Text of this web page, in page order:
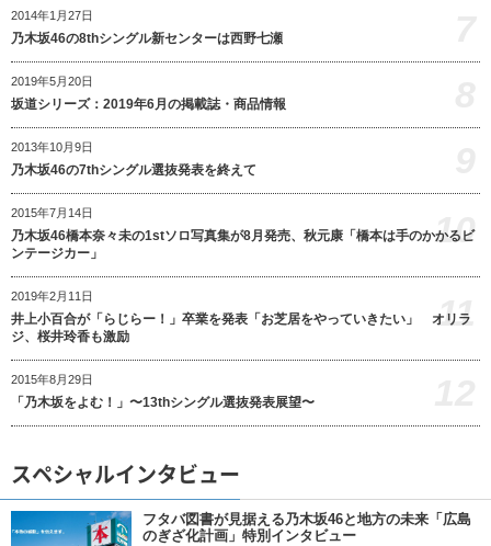
2014年1月27日
乃木坂46の8thシングル新センターは西野七瀬
2019年5月20日
坂道シリーズ：2019年6月の掲載誌・商品情報
2013年10月9日
乃木坂46の7thシングル選抜発表を終えて
2015年7月14日
乃木坂46橋本奈々未の1stソロ写真集が8月発売、秋元康「橋本は手のかかるビ
ンテージカー」
10
2019年2月11日
井上小百合が「らじらー！」卒業を発表「お芝居をやっていきたい」 オリラ
ジ、桜井玲香も激励
11
2015年8月29日
「乃木坂をよむ！」〜13thシングル選抜発表展望〜
スペシャルインタビュー
フタバ図書が見据える乃木坂46と地方の未来「広島
のぎざ化計画」特別インタビュー